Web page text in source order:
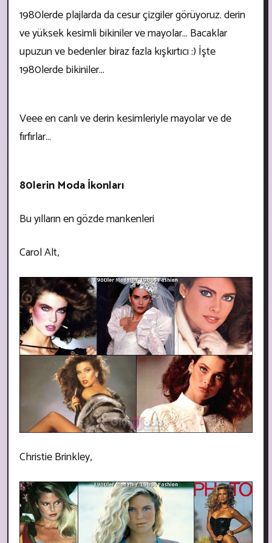
1980lerde plajlarda da cesur çizgiler görüyoruz. derin
ve yüksek kesimli bikiniler ve mayolar... Bacaklar
upuzun ve bedenler biraz fazla kışkırtıcı :) İşte
1980lerde bikiniler...
Veee en canlı ve derin kesimleriyle mayolar ve de
fırfırlar...
80lerin Moda İkonları
Bu yılların en gözde mankenleri
Carol Alt,
Christie Brinkley,